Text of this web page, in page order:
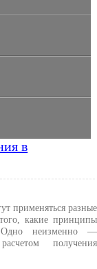
в
применяться разные
какие принципы
Одно неизменно —
получения